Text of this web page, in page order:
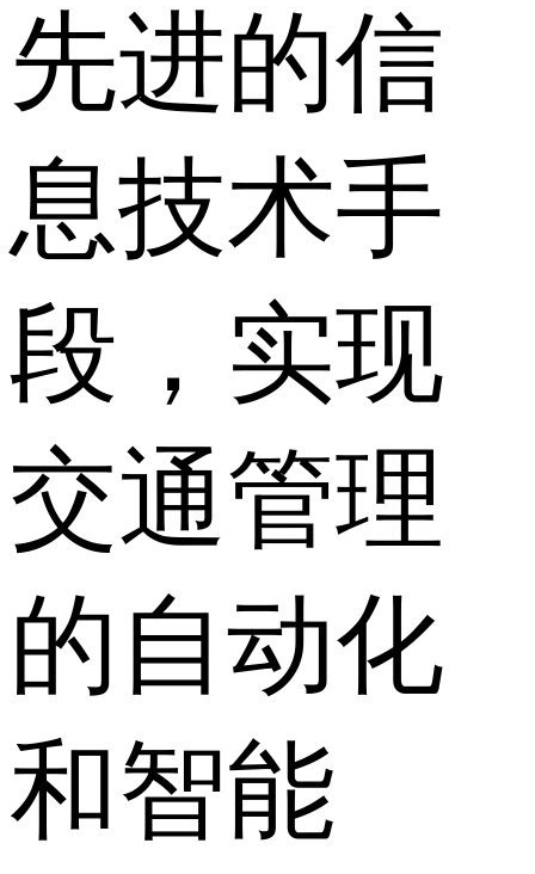
先进的信
息技术手
段，实现
交通管理
的自动化
和智能